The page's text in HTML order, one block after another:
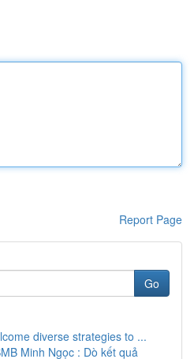
Report Page
Go
diverse strategies to ...
Minh Ngọc : Dò kết quả